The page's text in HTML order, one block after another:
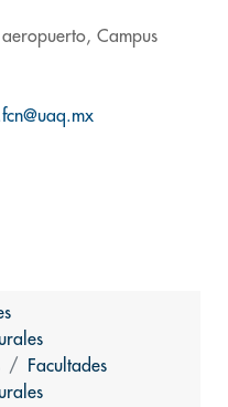
Campus
Facultades